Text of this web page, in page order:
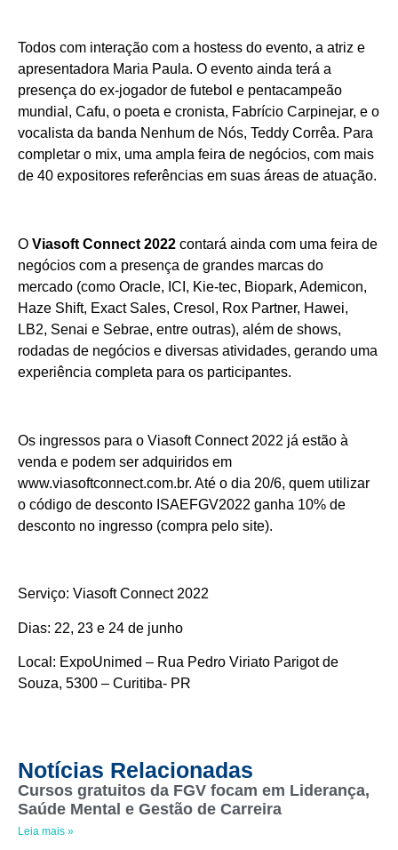
Todos com interação com a hostess do evento, a atriz e
apresentadora Maria Paula. O evento ainda terá a
presença do ex-jogador de futebol e pentacampeão
mundial, Cafu, o poeta e cronista, Fabrício Carpinejar, e o
vocalista da banda Nenhum de Nós, Teddy Corrêa. Para
completar o mix, uma ampla feira de negócios, com mais
de 40 expositores referências em suas áreas de atuação.
O Viasoft Connect 2022 contará ainda com uma feira de
negócios com a presença de grandes marcas do
mercado (como Oracle, ICI, Kie-tec, Biopark, Ademicon,
Haze Shift, Exact Sales, Cresol, Rox Partner, Hawei,
LB2, Senai e Sebrae, entre outras), além de shows,
rodadas de negócios e diversas atividades, gerando uma
experiência completa para os participantes.
Os ingressos para o Viasoft Connect 2022 já estão à
venda e podem ser adquiridos em
www.viasoftconnect.com.br. Até o dia 20/6, quem utilizar
o código de desconto ISAEFGV2022 ganha 10% de
desconto no ingresso (compra pelo site).
Serviço: Viasoft Connect 2022
Dias: 22, 23 e 24 de junho
Local: ExpoUnimed – Rua Pedro Viriato Parigot de
Souza, 5300 – Curitiba- PR
Notícias Relacionadas
Cursos gratuitos da FGV focam em Liderança,
Saúde Mental e Gestão de Carreira
Leia mais »